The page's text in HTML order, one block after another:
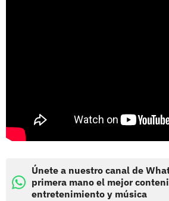
Únete a nuestro canal de
primera mano el mejor
entretenimiento y música